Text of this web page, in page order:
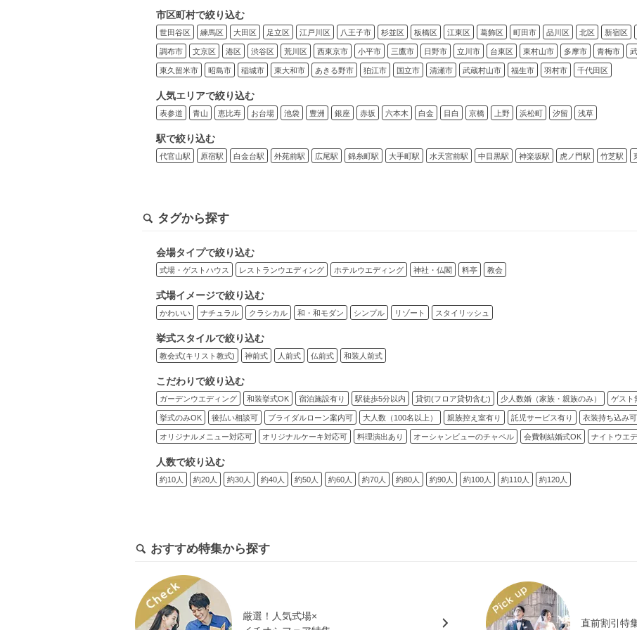
市区町村で絞り込む
世田谷区 練馬区 大田区 足立区 江戸川区 八王子市 杉並区 板橋区 江東区 葛飾区 町田市 品川区 北区 新宿区
調布市 文京区 港区 渋谷区 荒川区 西東京市 小平市 三鷹市 日野市 立川市 台東区 東村山市 多摩市 青梅市
東久留米市 昭島市 稲城市 東大和市 あきる野市 狛江市 国立市 清瀬市 武蔵村山市 福生市 羽村市 千代田区
人気エリアで絞り込む
表参道 青山 恵比寿 お台場 池袋 豊洲 銀座 赤坂 六本木 白金 目白 京橋 上野 浜松町 汐留 浅草
駅で絞り込む
代官山駅 原宿駅 白金台駅 外苑前駅 広尾駅 錦糸町駅 大手町駅 水天宮前駅 中目黒駅 神楽坂駅 虎ノ門駅 竹芝駅
タグから探す
会場タイプで絞り込む
式場・ゲストハウス レストランウエディング ホテルウエディング 神社・仏閣 料亭 教会
式場イメージで絞り込む
かわいい ナチュラル クラシカル 和・和モダン シンプル リゾート スタイリッシュ
挙式スタイルで絞り込む
教会式(キリスト教式) 神前式 人前式 仏前式 和装人前式
こだわりで絞り込む
ガーデンウエディング 和装挙式OK 宿泊施設有り 駅徒歩5分以内 貸切(フロア貸切含む) 少人数婚（家族・親族のみ） ゲスト
挙式のみOK 後払い相談可 ブライダルローン案内可 大人数（100名以上） 親族控え室有り 託児サービス有り 衣装持ち込み可
オリジナルメニュー対応可 オリジナルケーキ対応可 料理演出あり オーシャンビューのチャペル 会費制結婚式OK ナイトウエ
人数で絞り込む
約10人 約20人 約30人 約40人 約50人 約60人 約70人 約80人 約90人 約100人 約110人 約120人
おすすめ特集から探す
厳選！人気式場×
直前割引特